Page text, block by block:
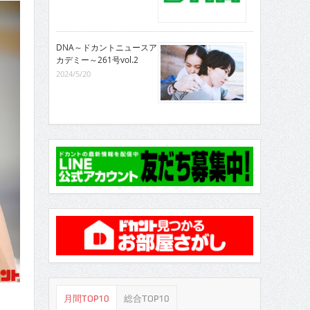
DNA～ドカントニュースア
カデミー～261号vol.2
2024/5/20
月間TOP10 総合TOP10